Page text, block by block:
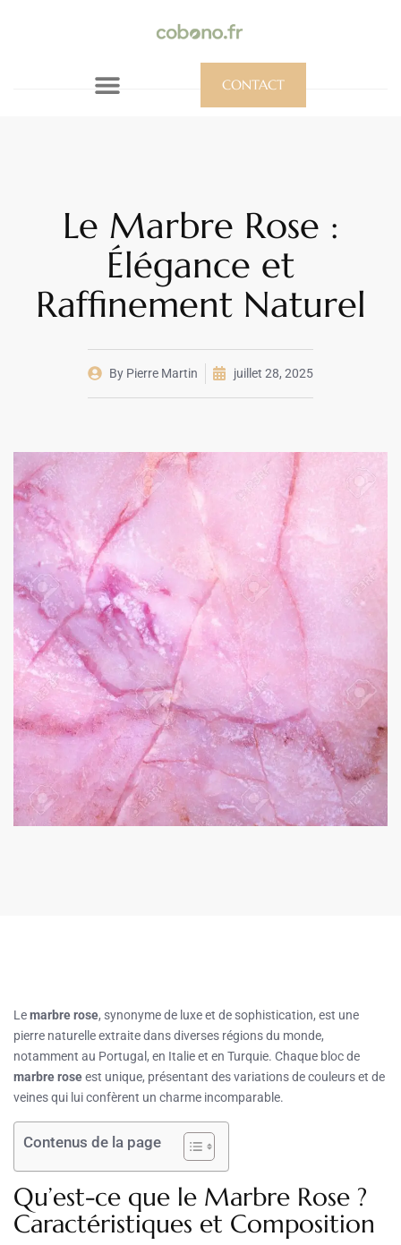
CONTACT
Le Marbre Rose :
Élégance et
Raffinement Naturel
By Pierre Martin juillet 28, 2025
Lemarbre rose, synonyme de luxe et de sophistication, est une
pierre naturelle extraite dans diverses régions du monde,
notamment au Portugal, en Italie et en Turquie. Chaque bloc de
marbre roseest unique, présentant des variations de couleurs et de
veines qui lui confèrent un charme incomparable.
Contenus de la page
Qu’est-ce que le Marbre Rose ?
Caractéristiques et Composition